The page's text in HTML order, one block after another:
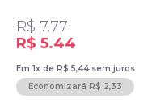
R$ 7.77
R$ 5.44
Em 1x de R$ 5,44 sem juros
Economizará R$ 2,33